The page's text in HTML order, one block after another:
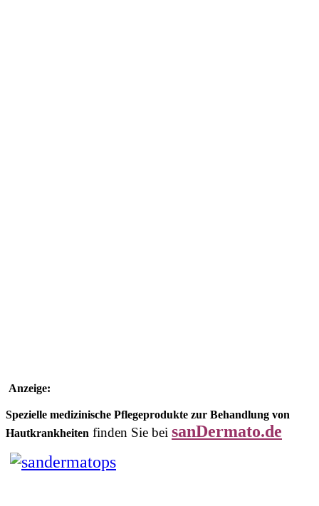
Anzeige:
Spezielle medizinische Pflegeprodukte zur Behandlung von
Hautkrankheiten finden Sie bei sanDermato.de